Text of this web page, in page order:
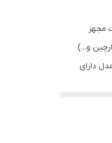
که میتواند خود را در دل آشپزخانه های ایرانی جای دهد.این گوشتکوب برقی به یک موتور 700 وات مجهز
دارچین و...)
دارای